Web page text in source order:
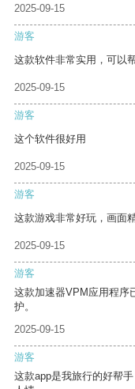
2025-09-15
游客
这款软件非常实用，可以
2025-09-15
游客
这个软件很好用
2025-09-15
游客
这款游戏非常好玩，画面
2025-09-15
游客
这款加速器VPM应用程序
护。
2025-09-15
游客
这款app是我旅行的好帮